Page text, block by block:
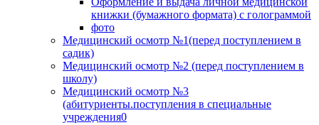
книжки (бумажного формата) с голограммой
фото
Медицинский осмотр №1(перед поступлением в
садик)
Медицинский осмотр №2 (перед поступлением в
школу)
Медицинский осмотр №3
(абитуриенты.поступления в специальные
учреждения0